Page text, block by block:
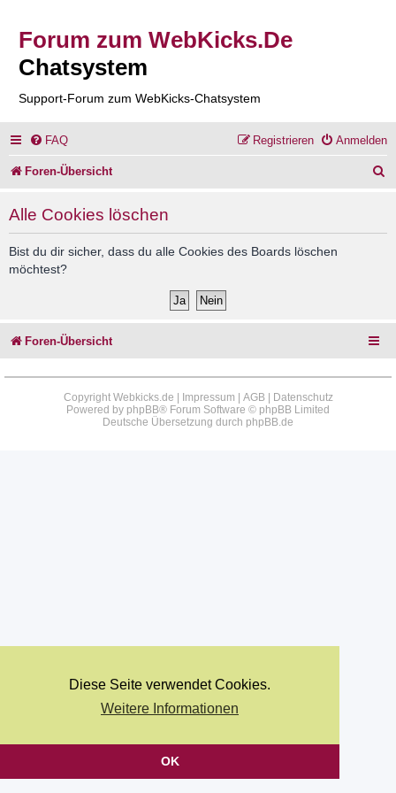
Diese Seite verwendet Cookies.
Weitere Informationen
OK
Forum zum WebKicks.De
Chatsystem
Support-Forum zum WebKicks-Chatsystem
FAQ Anmelden
Registrieren
Foren-Übersicht
Alle Cookies löschen
Bist du dir sicher, dass du alle Cookies des Boards löschen
möchtest?
Foren-Übersicht
Copyright Webkicks.de | Impressum AGB|
Datenschutz
Powered by phpBB® Forum Software © phpBB Limited
Deutsche Übersetzung durch phpBB.de